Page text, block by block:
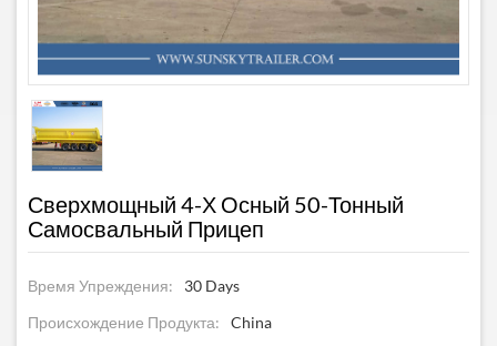
Сверхмощный 4-Х Осный 50-Тонный
Самосвальный Прицеп
Время Упреждения:
30 Days
Происхождение Продукта:
China